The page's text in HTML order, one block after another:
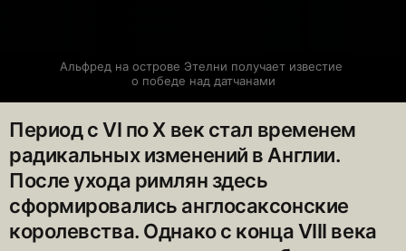
Альфред на острове Этелни получает известие
о победе над датчанами
Период с VI по X век стал временем
радикальных изменений в Англии.
После ухода римлян здесь
сформировались англосаксонские
королевства. Однако с конца VIII века